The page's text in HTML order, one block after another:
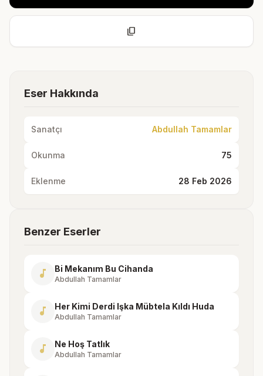
content_copy
Eser Hakkında
Sanatçı Abdullah Tamamlar
Okunma 75
Eklenme 28 Feb 2026
Benzer Eserler
music_note Bi Mekanım Bu Cihanda
Abdullah Tamamlar
music_note Her Kimi Derdi Işka Mübtela Kıldı Huda
Abdullah Tamamlar
music_note Ne Hoş Tatlık
Abdullah Tamamlar